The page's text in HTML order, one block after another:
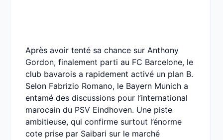
Après avoir tenté sa chance sur Anthony
Gordon, finalement parti au FC Barcelone, le
club bavarois a rapidement activé un plan B.
Selon Fabrizio Romano, le Bayern Munich a
entamé des discussions pour l’international
marocain du PSV Eindhoven. Une piste
ambitieuse, qui confirme surtout l’énorme
cote prise par Saibari sur le marché